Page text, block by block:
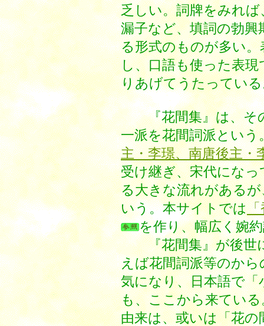
乏しい。詞牌をみれ
漏子など、填詞の勃
る形式のものが多い
し、口語も使った表
りあげてうたってい
『花間集』は、その
一派を花間詞派という
主・李璟、南唐後主・
受け継ぎ、宋代にな
る大きな流れがある
いう。本サイトでは「
を作り、幅広く婉
『花間集』が後世に
えば花間詞派等のか
気になり、日本語で
も、ここから来てい
由来は、或いは「花